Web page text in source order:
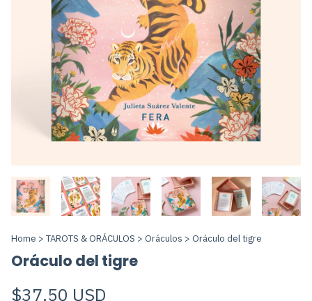
Home > TAROTS & ORÁCULOS > Oráculos > Oráculo del tigre
Oráculo del tigre
$37.50 USD